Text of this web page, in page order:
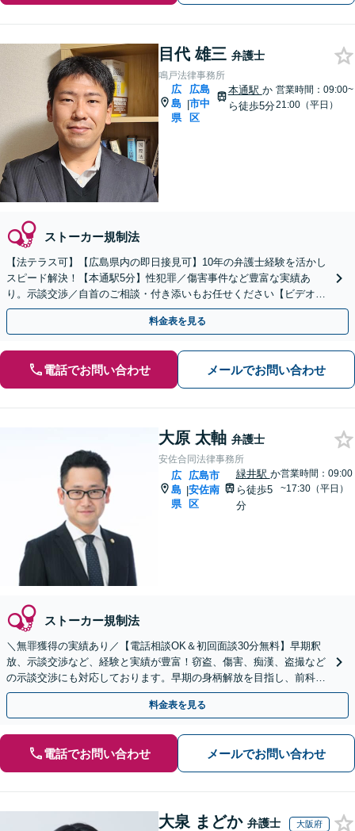
目代 雄三 弁護士
鳴戸法律事務所
広
島
県
|
広島
市中
区
本通駅 か
ら徒歩5分
営業時間：09:00~
21:00（平日）
ストーカー規制法
【法テラス可】【広島県内の即日接見可】10年の弁護士経験を活かし
スピード解決！【本通駅5分】性犯罪／傷害事件など豊富な実績あ
り。示談交渉／自首のご相談・付き添いもお任せください【ビデオ面
談可】【初回相談無料】
料金表を見る
電話でお問い合わせ メールでお問い合わせ
大原 太軸 弁護士
安佐合同法律事務所
広
島
県
|
広島市
安佐南
区
緑井駅 か
ら徒歩5
分
営業時間：09:00
~17:30（平日）
ストーカー規制法
＼無罪獲得の実績あり／【電話相談OK＆初回面談30分無料】早期釈
放、示談交渉など、経験と実績が豊富！窃盗、傷害、痴漢、盗撮など
の示談交渉にも対応しております。早期の身柄解放を目指し、前科の
回避に向けて尽力します【法テラス利用可】
料金表を見る
電話でお問い合わせ メールでお問い合わせ
大泉 まどか 弁護士 大阪府